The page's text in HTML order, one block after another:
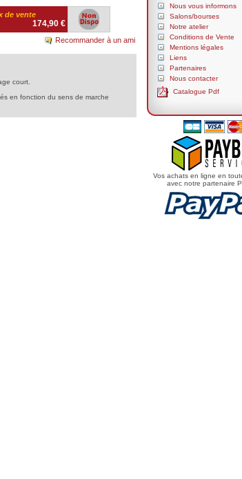
de vente
174,90 €
Recommander à un ami
court.
en fonction du sens de marche
Nous vous informons
Salons/bourses
Notre atelier
Conditions de Vente
Mentions légales
Liens
Partenaires
Nous contacter
Catalogue Pdf
Vos achats en ligne en
avec notre partenaire